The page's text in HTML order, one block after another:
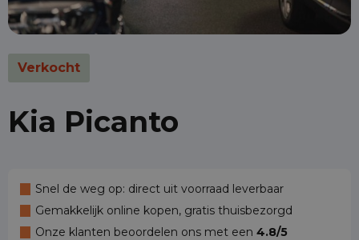
Verkocht
Kia Picanto
Snel de weg op: direct uit voorraad leverbaar
Gemakkelijk online kopen, gratis thuisbezorgd
Onze klanten beoordelen ons met een 4.8/5